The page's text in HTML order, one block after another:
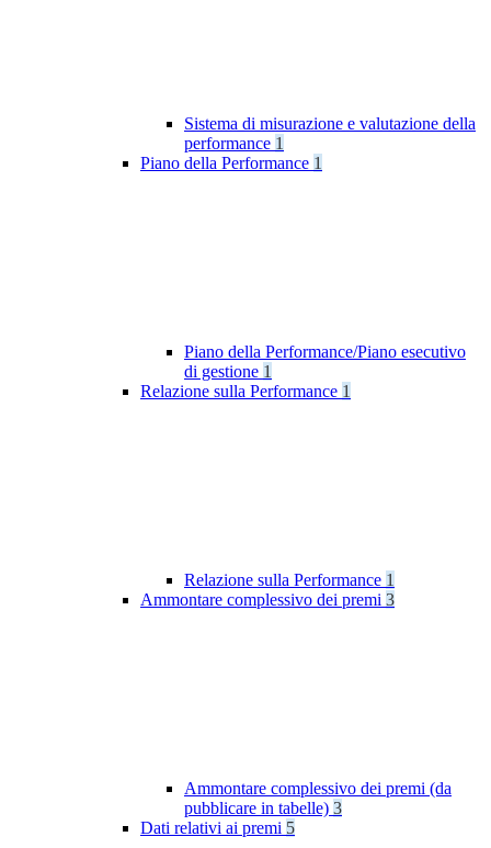
Sistema di misurazione e valutazione della
performance 1
Piano della Performance 1
Piano della Performance/Piano esecutivo
di gestione 1
Relazione sulla Performance 1
Relazione sulla Performance 1
Ammontare complessivo dei premi 3
Ammontare complessivo dei premi (da
pubblicare in tabelle) 3
Dati relativi ai premi 5